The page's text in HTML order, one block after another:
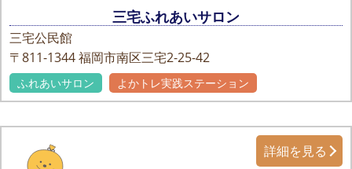
三宅ふれあいサロン
三宅公民館
〒811-1344福岡市南区三宅2-25-42
ふれあいサロン よかトレ実践ステーション
詳細を見る